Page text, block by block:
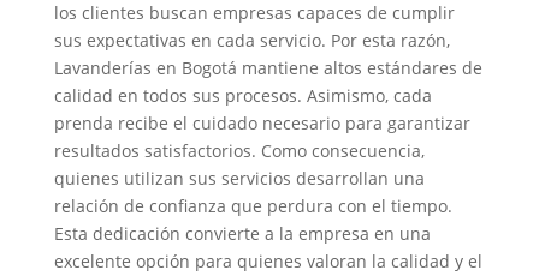
los clientes buscan empresas capaces de cumplir
sus expectativas en cada servicio. Por esta razón,
Lavanderías en Bogotá mantiene altos estándares de
calidad en todos sus procesos. Asimismo, cada
prenda recibe el cuidado necesario para garantizar
resultados satisfactorios. Como consecuencia,
quienes utilizan sus servicios desarrollan una
relación de confianza que perdura con el tiempo.
Esta dedicación convierte a la empresa en una
excelente opción para quienes valoran la calidad y el